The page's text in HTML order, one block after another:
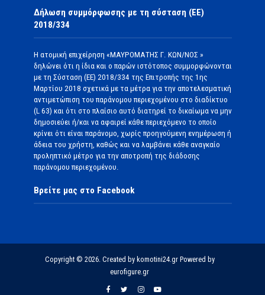
Δήλωση συμμόρφωσης με τη σύσταση (ΕΕ)
2018/334
Η ατομική επιχείρηση «ΜΑΥΡΟΜΑΤΗΣ Γ. ΚΩΝ/ΝΟΣ »
δηλώνει ότι η ίδια και ο παρών ιστότοπος συμμορφώνονται
με τη Σύσταση (ΕΕ) 2018/334 της Επιτροπής της 1ης
Μαρτίου 2018 σχετικά με τα μέτρα για την αποτελεσματική
αντιμετώπιση του παράνομου περιεχομένου στο διαδίκτυο
(L 63) και ότι στο πλαίσιο αυτό διατηρεί το δικαίωμα να μην
δημοσιεύει ή/και να αφαιρεί κάθε περιεχόμενο το οποίο
κρίνει ότι είναι παράνομο, χωρίς προηγούμενη ενημέρωση ή
άδεια του χρήστη, καθώς και να λαμβάνει κάθε αναγκαίο
προληπτικό μέτρο για την αποτροπή της διάδοσης
παράνομου περιεχομένου.
Βρείτε μας στο Facebook
Copyright © 2026. Created by komotini24.gr Powered by
eurofigure.gr